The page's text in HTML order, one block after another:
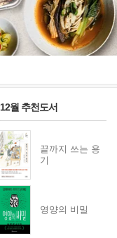
12월 추천도서
끝까지 쓰는 용
기
영양의 비밀